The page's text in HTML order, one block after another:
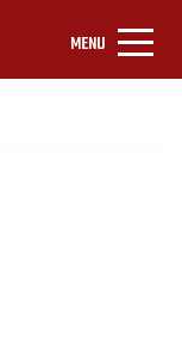
MENU